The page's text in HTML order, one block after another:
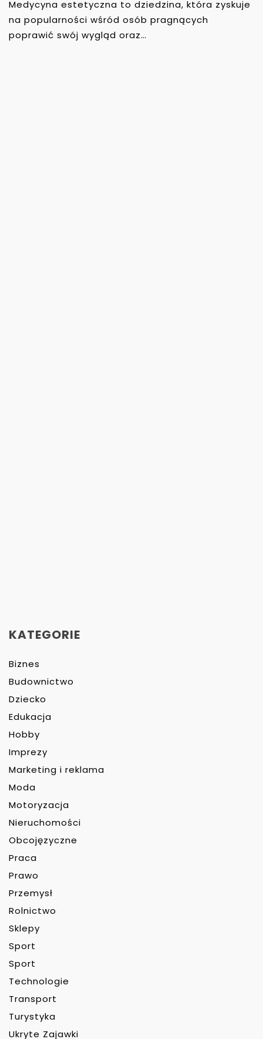
Medycyna estetyczna to dziedzina, która zyskuje
na popularności wśród osób pragnących
poprawić swój wygląd oraz…
KATEGORIE
Biznes
Budownictwo
Dziecko
Edukacja
Hobby
Imprezy
Marketing i reklama
Moda
Motoryzacja
Nieruchomości
Obcojęzyczne
Praca
Prawo
Przemysł
Rolnictwo
Sklepy
Sport
Sport
Technologie
Transport
Turystyka
Ukryte Zajawki